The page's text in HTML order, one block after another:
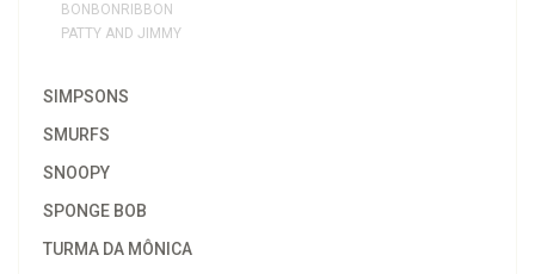
BONBONRIBBON
PATTY AND JIMMY
SIMPSONS
SMURFS
SNOOPY
SPONGE BOB
TURMA DA MÔNICA